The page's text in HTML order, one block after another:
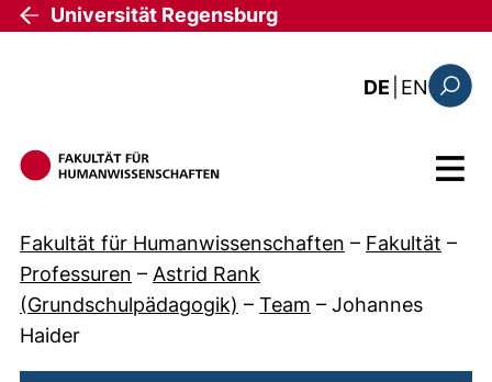
Direkt zum Inhalt
Universität Regensburg
DE EN: the
Menü
Fakultät für Humanwissenschaften – Fakultät –
Professuren – Astrid Rank
(Grundschulpädagogik) – Team – Johannes
Haider